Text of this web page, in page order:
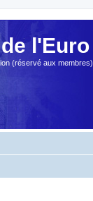
l'Euro
(réservé aux membres)